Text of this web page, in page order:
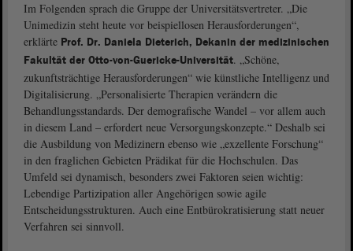
Im Folgenden sprach die Gruppe der Universitätsvertreter. „Die
Unimedizin steht heute vor beispiellosen Herausforderungen“,
erklärte Prof. Dr. Daniela Dieterich, Dekanin der medizinischen
Fakultät der Otto-von-Guericke-Universität. „Schöne,
zukunftsträchtige Herausforderungen“ wie künstliche Intelligenz und
Digitalisierung. „Personalisierte Therapien verändern die
Behandlungsstandards. Der demografische Wandel – vor allem auch
in diesem Land – erfordert neue Versorgungskonzepte.“ Deshalb sei
die Ausbildung von Medizinern ebenso wie „exzellente Forschung“
in den fraglichen Gebieten Prädikat für die Hochschulen. Das
Umfeld sei dynamisch, besonders zwei Faktoren seien wichtig:
Lebendige Partizipation aller Angehörigen sowie agile
Entscheidungsstrukturen. Auch eine Entbürokratisierung statt neuer
Verfahren sei sinnvoll.